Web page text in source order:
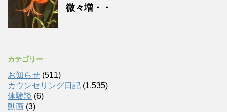
微々増・・
カテゴリー
お知らせ (511)
カウンセリング日記 (1,535)
体験談 (6)
動画 (3)